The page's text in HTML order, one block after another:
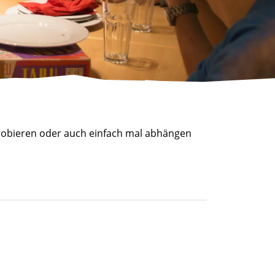
oder auch einfach mal abhängen